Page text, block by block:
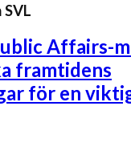
Affairs-
framtidens
för en